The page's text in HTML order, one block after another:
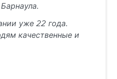
уже 22 года.
качественные и